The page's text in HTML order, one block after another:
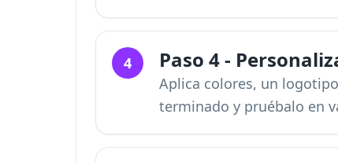
4 Paso 4 -
Aplica colores, un
terminado y pruébalo en